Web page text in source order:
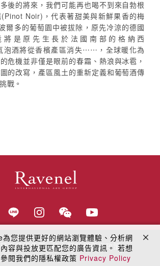
後的將來，我們可能再也喝不到來自勃根
Noir)，代表著甜美與新鮮果香的梅
爾多的葡萄園中被拔除，原先冷涼的德國
將是原先生長於法國南部的格納西
泡酒將從香檳產區消失⋯⋯，全球暖化為
危機並非僅是眼前的春霜、熱浪與冰雹，
的改寫，產區風土的重新定義和葡萄酒傳
戰。
奧藝術集團 線上隱私權保護政策
您提供更好的網站瀏覽體驗、分析網
容與投放更匹配您的廣告資訊。 若想
閱我們的隱私權政策 Privacy Policy